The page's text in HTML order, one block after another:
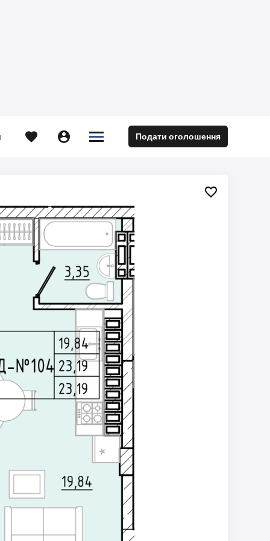
  

 Подати оголошення
